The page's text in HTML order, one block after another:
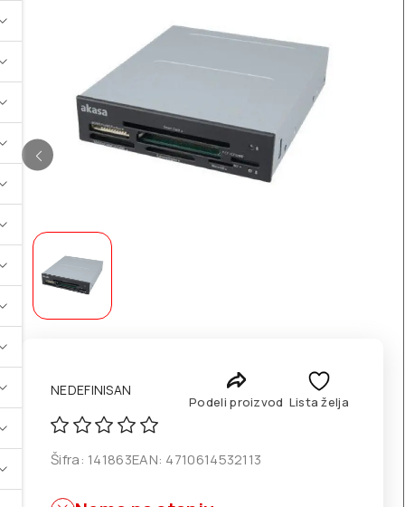
NEDEFINISAN
Podeli proizvod Lista želja
Šifra: 141863EAN: 4710614532113